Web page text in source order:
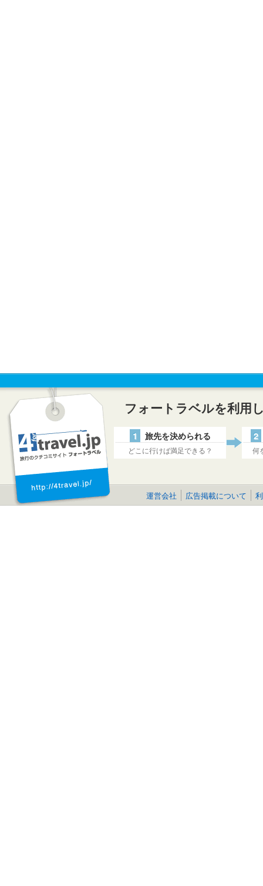
フォートラベルを利用
1 旅先を決められる
どこに行けば満足できる？
2
何
運営会社 広告掲載について